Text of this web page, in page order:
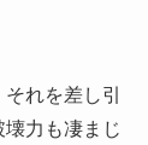
れを差し引
力も凄まじ